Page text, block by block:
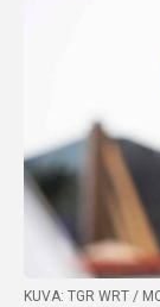
KUVA: TGR WRT /